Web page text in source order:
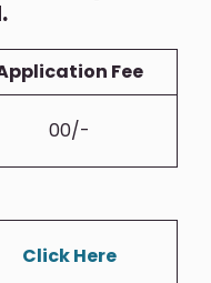
Fee
00/-
Click Here